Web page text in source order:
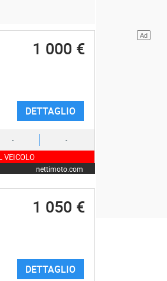
1 000 €
DETTAGLIO
- -
VEICOLO
nettimoto.com
1 050 €
DETTAGLIO